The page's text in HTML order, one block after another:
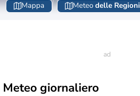
Mappa Meteo delle Regioni
Meteo giornaliero